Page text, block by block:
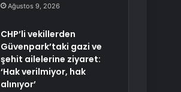
Ağustos 9, 2026
CHP’li vekillerden
Güvenpark’taki gazi ve
şehit ailelerine ziyaret:
‘Hak verilmiyor, hak
alınıyor’